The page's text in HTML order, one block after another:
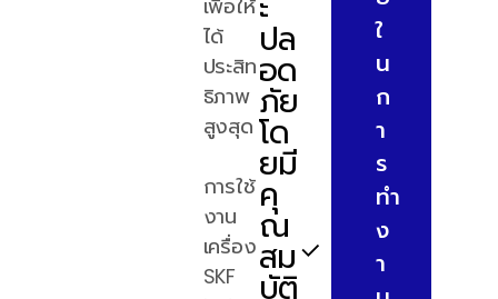
เพื่อให้
ได้
ประสิท
ธิภาพ
สูงสุด
การใช้
งาน
เครื่อง
SKF
ปล
อด
ภัย
โด
ยมี
คุ
ณ
สม
บัติ
Remote
Control
ช่วยให้ผู้
ใช้งาน
สามารถ
ควบคุม
ได้จาก
ใ
น
ก
า
ร
ทำ
ง
า